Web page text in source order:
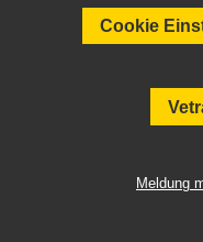
Cookie
Meldung